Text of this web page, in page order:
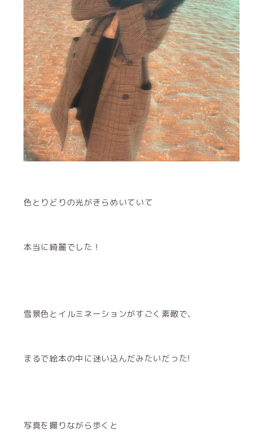
色とりどりの光がきらめいていて
本当に綺麗でした！
雪景色とイルミネーションがすごく素敵で、
まるで絵本の中に迷い込んだみたいだった!
写真を撮りながら歩くと